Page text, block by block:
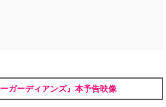
ガーディアンズ』本予告映像